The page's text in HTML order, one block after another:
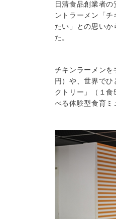
日清食品創業者
ントラーメン「
たい」との思い
た。
チキンラーメン
円）や、世界で
クトリー」（１
べる体験型食育ミ